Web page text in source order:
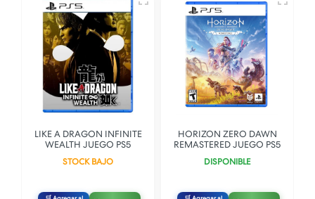
LIKE A DRAGON INFINITE
WEALTH JUEGO PS5
STOCK BAJO
HORIZON ZERO DAWN
REMASTERED JUEGO PS5
DISPONIBLE